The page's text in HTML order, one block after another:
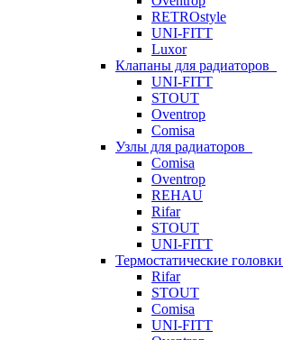
RETROstyle
UNI-FITT
Luxor
Клапаны для радиаторов
UNI-FITT
STOUT
Oventrop
Comisa
Узлы для радиаторов
Comisa
Oventrop
REHAU
Rifar
STOUT
UNI-FITT
Термостатические головки
Rifar
STOUT
Comisa
UNI-FITT